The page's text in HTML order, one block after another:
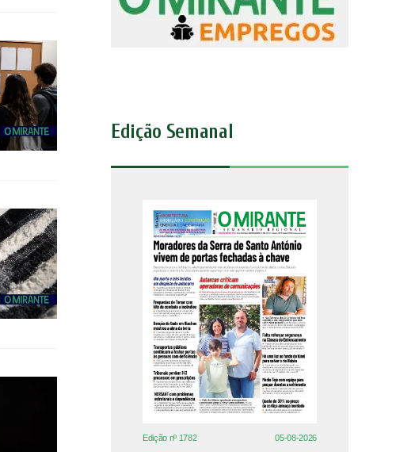
Edição Semanal
Edição nº 1782 05-08-2026